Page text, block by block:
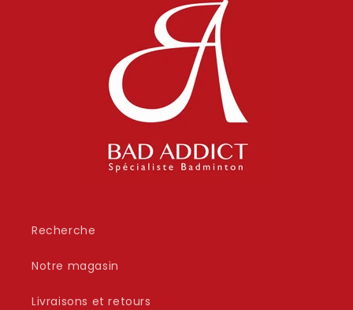
Recherche
Notre magasin
Livraisons et retours